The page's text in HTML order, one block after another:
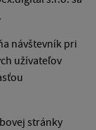
návštevník pri
užívateľov
stránky